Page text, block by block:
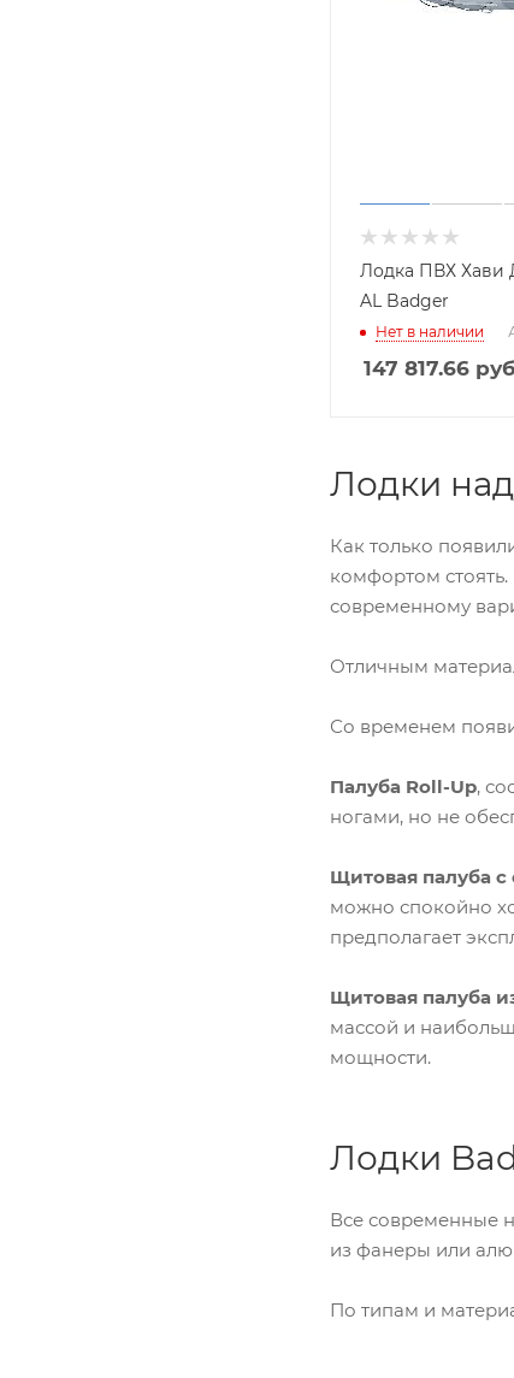
Лодка ПВХ Хави
AL Badger
Нет в наличии
147 817.66
Лодки
Как только
комфортом
современному
Отличным
Со временем
Палуба Roll-Up,
ногами, но не
Щитовая палуба
можно спокойно
предполагает
Щитовая палуба
массой и
мощности.
Лодки
Все современные
из фанеры или
По типам и